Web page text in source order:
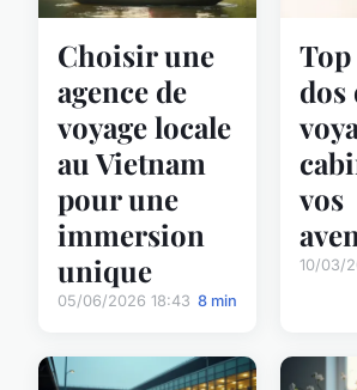
Choisir une
agence de
voyage locale
au Vietnam
pour une
immersion
unique
05/06/2026 18:43 8 min
Top
dos
vos
10/03/